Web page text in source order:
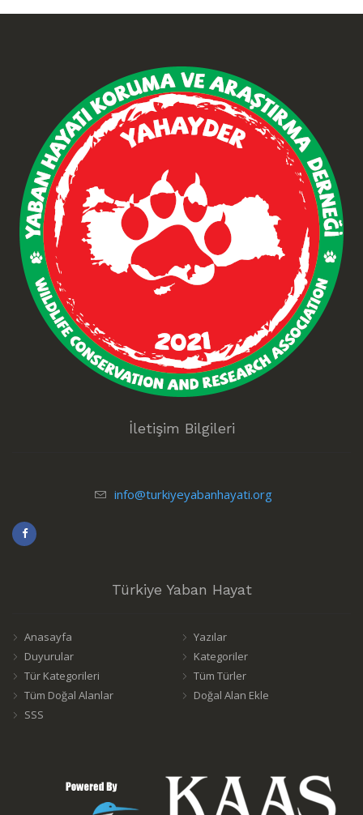
İletişim Bilgileri
info@turkiyeyabanhayati.org
Türkiye Yaban Hayat
Anasayfa
Yazılar
Duyurular
Kategoriler
Tür Kategorileri
Tüm Türler
Tüm Doğal Alanlar
Doğal Alan Ekle
SSS